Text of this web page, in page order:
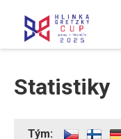
Statistiky
Tým: